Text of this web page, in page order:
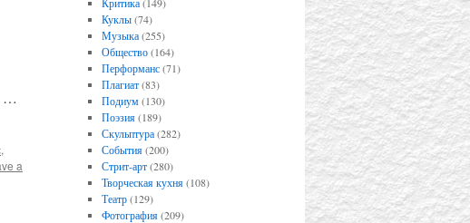
…
,
a
Куклы(74)
Музыка(255)
Общество(164)
Перформанс(71)
Плагиат(83)
Подиум(130)
Поэзия(189)
Скульптура(282)
События(200)
Стрит-арт(280)
Творческая кухня(108)
Театр(129)
Фотография(209)